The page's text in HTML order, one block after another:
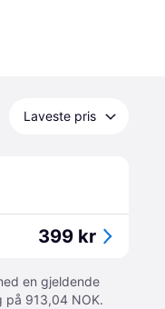
Laveste pris
399 kr
en gjeldende
på 913,04 NOK.